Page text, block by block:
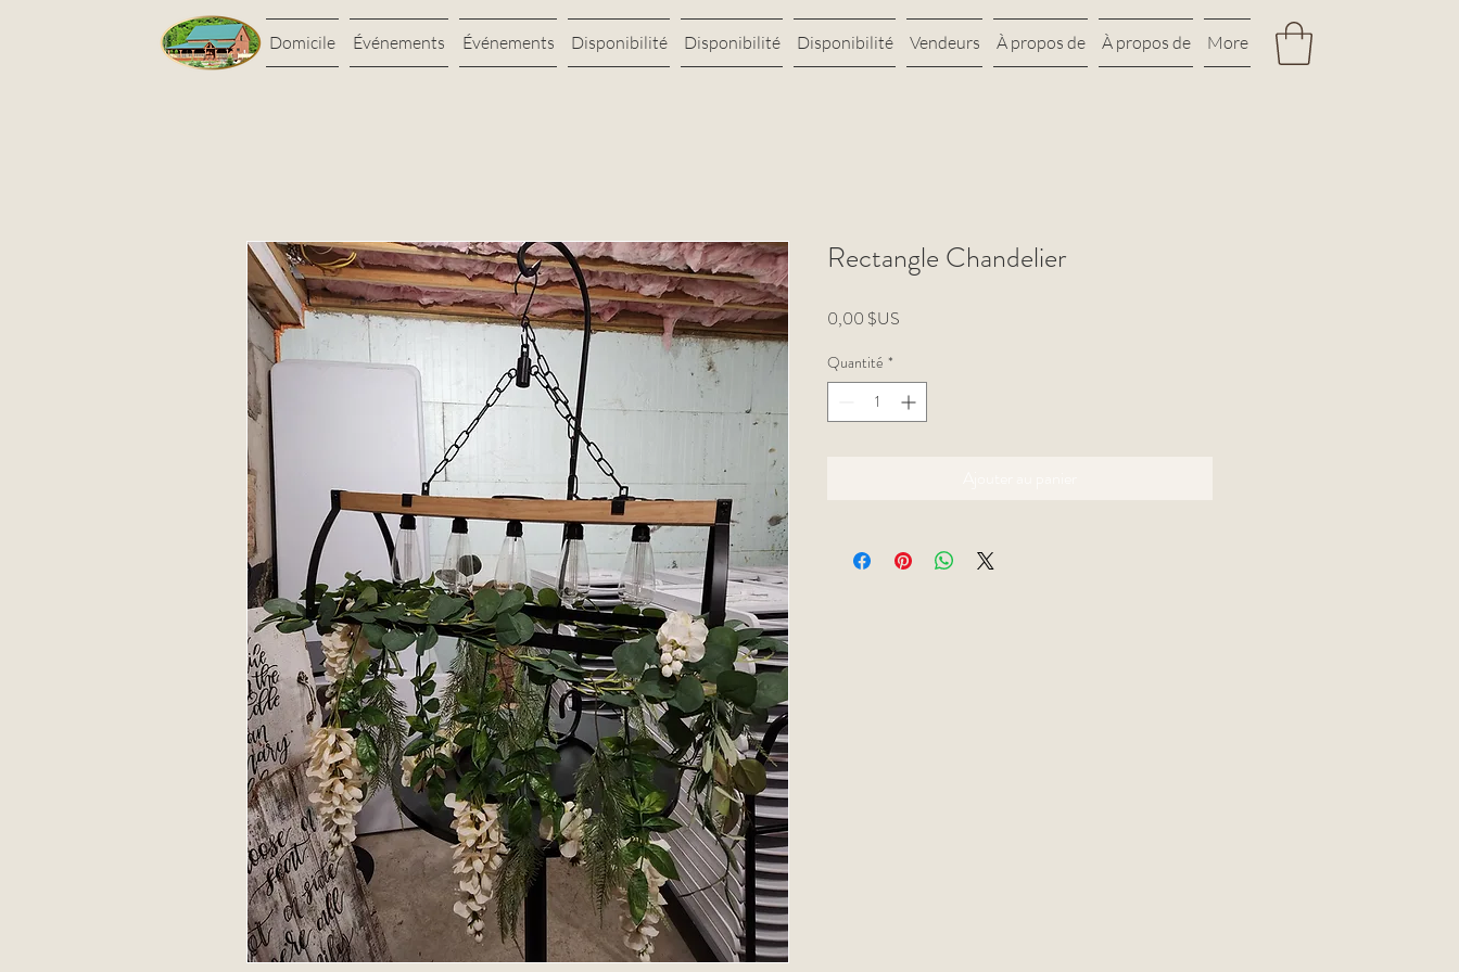
Domicile Événements Événements Disponibilité Disponibilité Disponibilité Vendeurs À propos de À propos de More
Rectangle Chandelier
0,00 $US
Quantité *